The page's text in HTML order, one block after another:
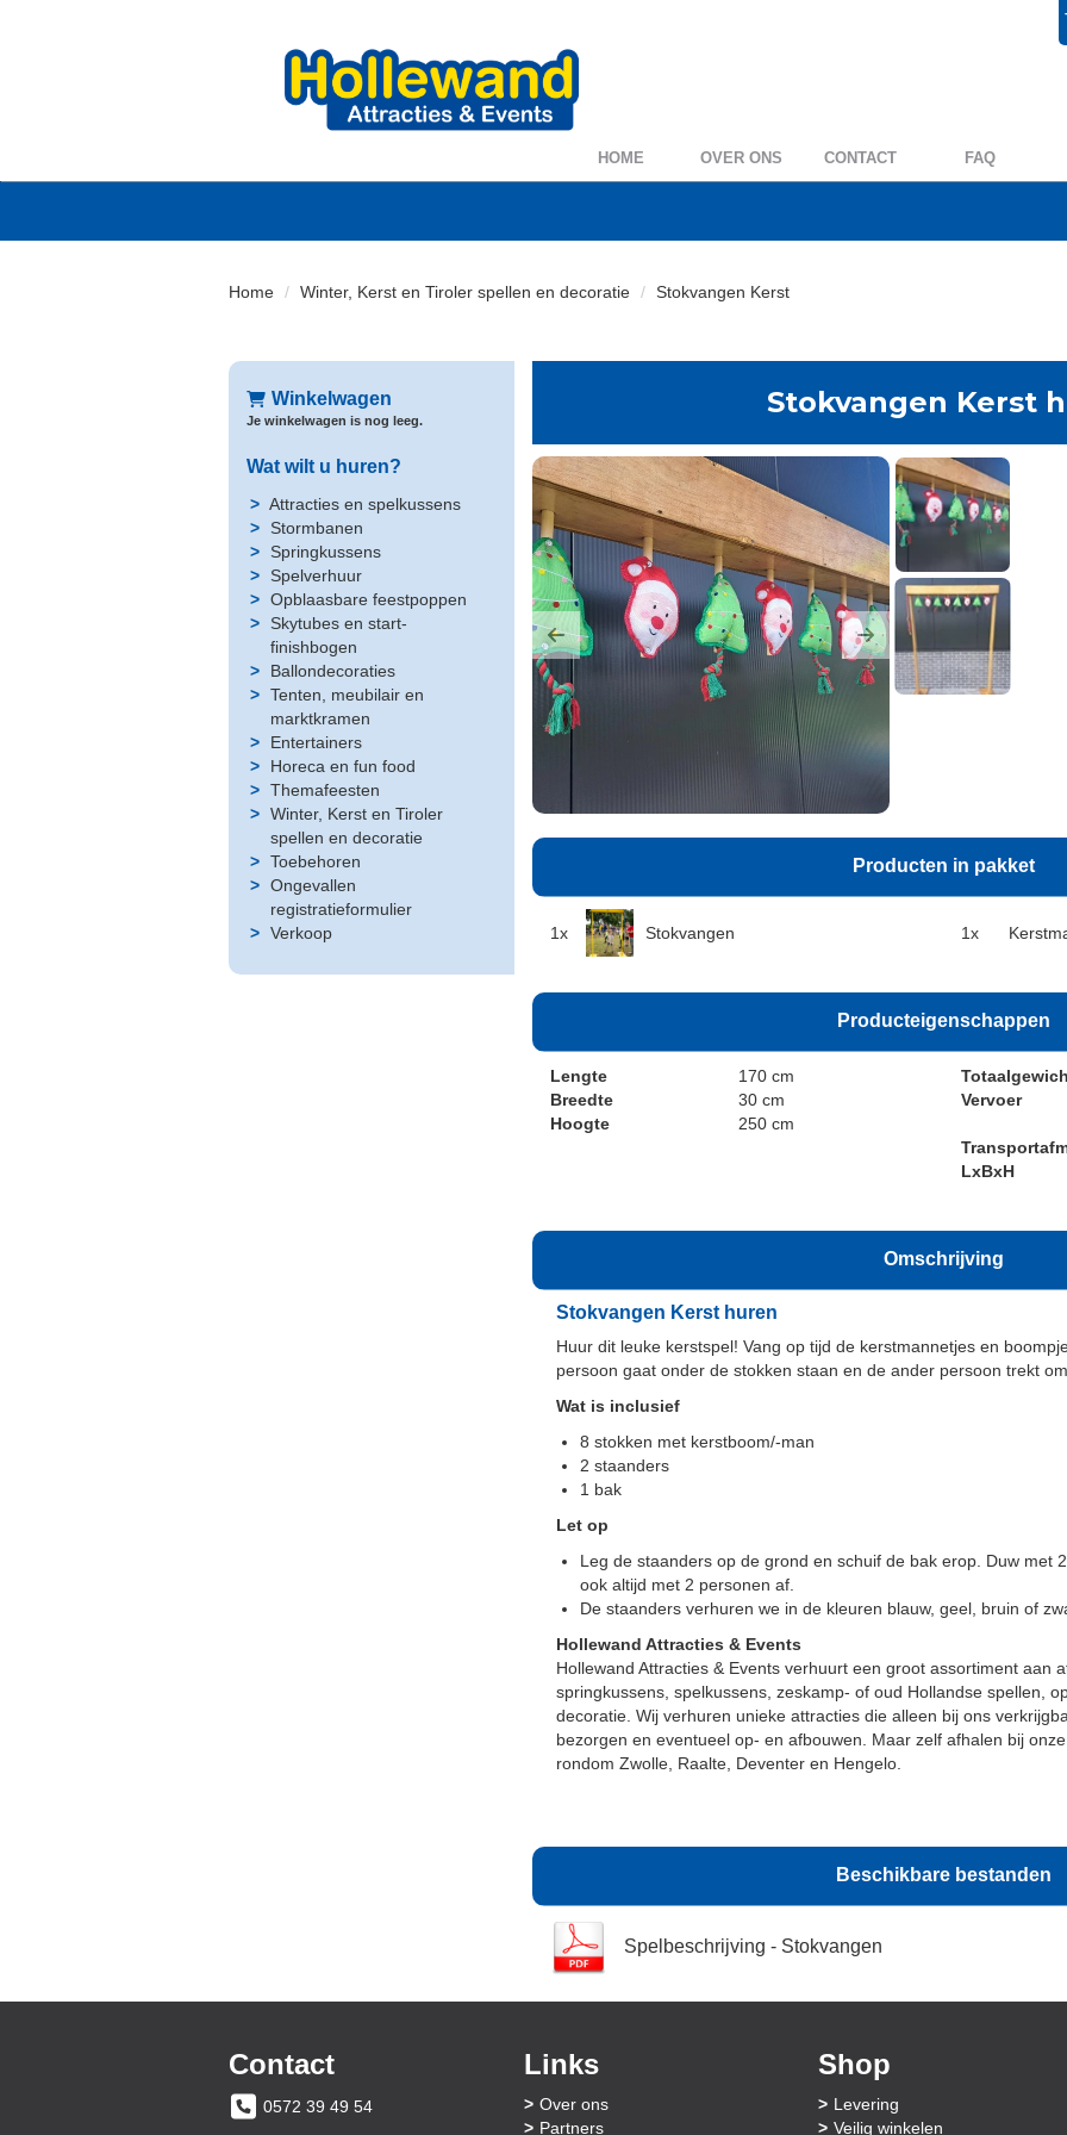
HOME OVER ONS CONTACT FAQ
Home Winter, Kerst en Tiroler spellen en decoratie Stokvangen Kerst
Winkelwagen
Je winkelwagen is nog leeg.
Wat wilt u huren?
Attracties en spelkussens
Stormbanen
Springkussens
Spelverhuur
Opblaasbare feestpoppen
Skytubes en start-
finishbogen
Ballondecoraties
Tenten, meubilair en
marktkramen
Entertainers
Horeca en fun food
Themafeesten
Winter, Kerst en Tiroler
spellen en decoratie
Toebehoren
Ongevallen
registratieformulier
Verkoop
Stokvangen Kerst
Previous Next
Producten in pakket
1x Stokvangen 1x
Producteigenschappen
Lengte
170 cm
Breedte
30 cm
Hoogte
250 cm
Vervoer
LxBxH
Omschrijving
Stokvangen Kerst huren
Huur dit leuke kerstspel! Vang op tijd de kerstmannetjes en
persoon gaat onder de stokken staan en de ander persoon trekt
Wat is inclusief
8 stokken met kerstboom/-man
2 staanders
1 bak
Let op
Leg de staanders op de grond en schuif de bak erop. Duw met
ook altijd met 2 personen af.
De staanders verhuren we in de kleuren blauw, geel, bruin of
Hollewand Attracties & Events
Hollewand Attracties & Events verhuurt een groot assortiment aan
springkussens, spelkussens, zeskamp- of oud Hollandse spellen,
decoratie. Wij verhuren unieke attracties die alleen bij ons
bezorgen en eventueel op- en afbouwen. Maar zelf afhalen bij
rondom Zwolle, Raalte, Deventer en Hengelo.
Beschikbare bestanden
Spelbeschrijving - Stokvangen
Contact
0572 39 49 54
Links
Over ons
Partners
Shop
Levering
Veilig winkelen